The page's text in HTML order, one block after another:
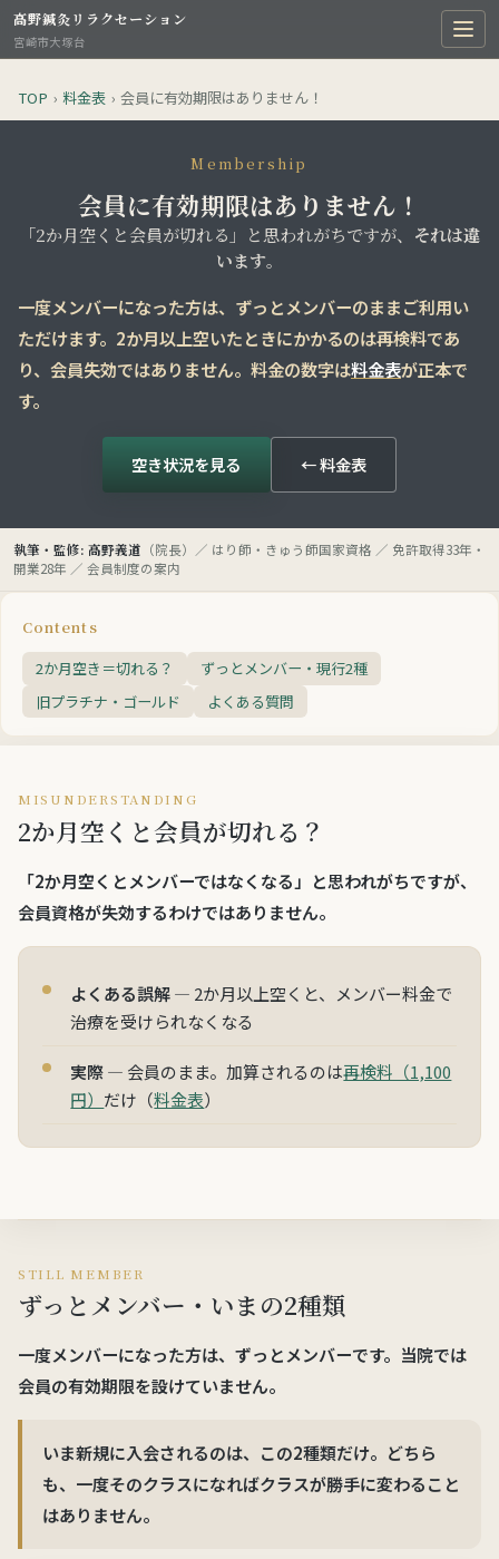
高野鍼灸リラクセーション
宮崎市大塚台
TOP › 料金表 › 会員に有効期限はありません！
Membership
会員に有効期限はありません！
「2か月空くと会員が切れる」と思われがちですが、 それは違
います。
一度メンバーになった方は、 ずっとメンバーのままご利用い
ただけます。2か月以上空いたときにかかるのは再検料であ
り、会員失効ではありません。料金の数字は料金表が正本で
す。
空き状況を見る ← 料金表
執筆・監修: 高野義道 （院長）／ はり師・きゅう師国家資格 ／ 免許取得33年・
開業28年 ／ 会員制度の案内
Contents
2か月空き＝切れる？
ずっとメンバー・現行2種
旧プラチナ・ゴールド
よくある質問
MISUNDERSTANDING
2か月空くと会員が切れる？
「2か月空くとメンバーではなくなる」と思われがちですが、
会員資格が失効するわけではありません。
よくある誤解— 2か月以上空くと、メンバー料金で
治療を受けられなくなる
実際— 会員のまま。加算されるのは再検料（1,100
円） だけ（料金表）
STILL MEMBER
ずっとメンバー・いまの2種類
一度メンバーになった方は、 ずっとメンバーです。当院では
会員の有効期限を設けていません。
いま新規に入会されるのは、この2種類だけ。どちら
も、一度そのクラスになればクラスが勝手に変わること
はありません。